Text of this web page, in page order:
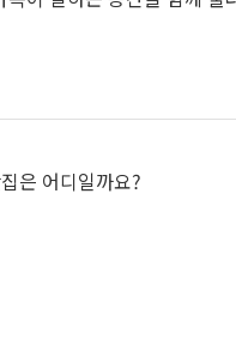
은 어디일까요?